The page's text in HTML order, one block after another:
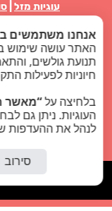
עוגיות מזל
מטבעות
טיקטק
ביסקוויט
סוויט לוגו בלוג
כל הזכויות
2024 |
קידום
אנחנו משתמשים
האתר עושה שימוש
תנועת גולשים,
חיוניות לפעילות
בלחיצה על“מאשר
העוגיות. ניתן גם
לנהל את ההעדפות
סירוב